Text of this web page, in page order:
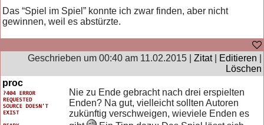
Das “Spiel im Spiel” konnte ich zwar finden, aber nicht
gewinnen, weil es abstürzte.
Geschrieben um 00:40 am 11.02.2015 | Zitat| Editieren
Löschen
proc
Nie zu Ende gebracht nach drei erspielten
Enden? Na gut, vielleicht sollten Autoren
zukünftig verschweigen, wieviele Enden es